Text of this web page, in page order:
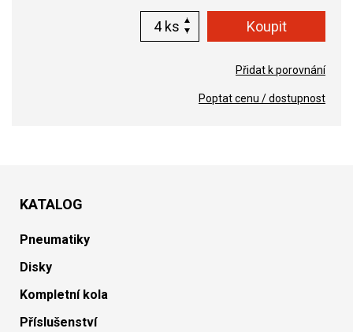
ks
Přidat k porovnání
Poptat cenu / dostupnost
KATALOG
Pneumatiky
Disky
Kompletní kola
Příslušenství